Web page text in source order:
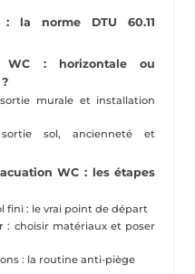
: la norme DTU 60.11
WC : horizontale ou
murale et installation
sol, ancienneté et
WC : les étapes
fini : le vrai point de départ
: choisir matériaux et poser
: la routine anti-piège